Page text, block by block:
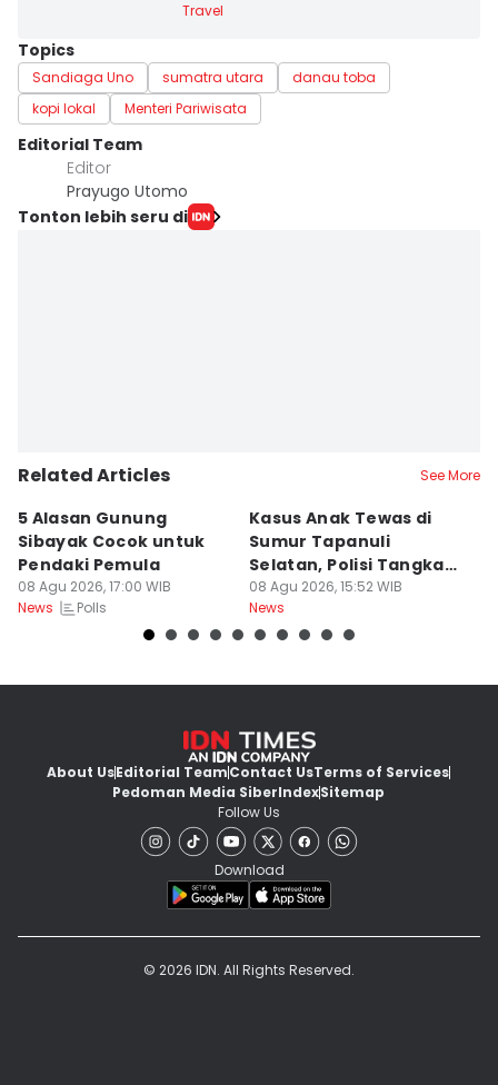
Travel
Topics
Sandiaga Uno sumatra utara
danau toba
kopi lokal
Menteri Pariwisata
Editorial Team
Editor
Prayugo Utomo
Tonton lebih seru di
Related Articles See More
5 Alasan Gunung
Sibayak Cocok untuk
Pendaki Pemula
08 Agu 2026, 17:00 WIB
News
Polls
Kasus Anak Tewas di
Sumur Tapanuli
Selatan, Polisi Tangkap
MH
08 Agu 2026, 15:52 WIB
News
About UsEditorial TeamContact UsTerms of Services
Pedoman Media SiberIndexSitemap
Follow Us
Download
© 2026 IDN. All Rights Reserved.